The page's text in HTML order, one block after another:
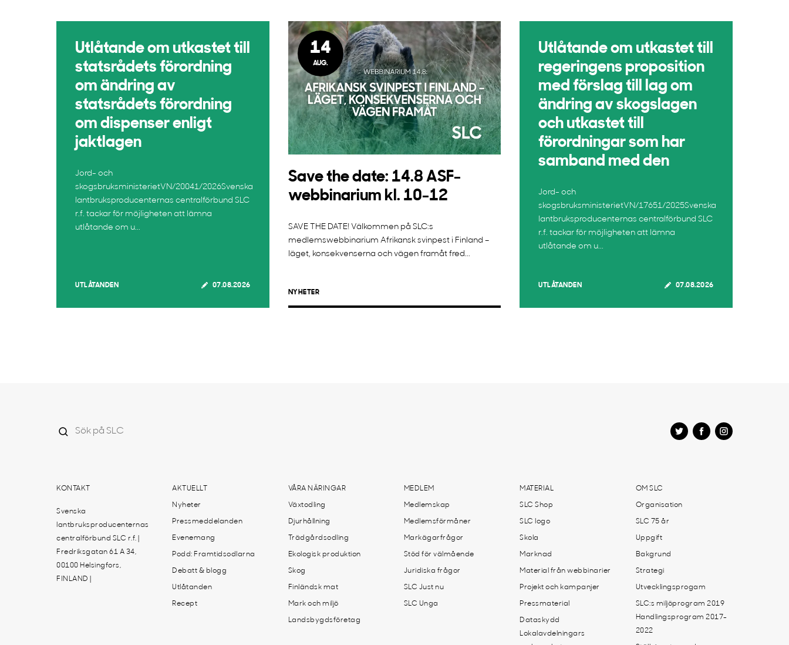
Utlåtande om utkastet till
statsrådets förordning
om ändring av
statsrådets förordning
om dispenser enligt
jaktlagen
Jord- och
skogsbruksministerietVN/20041/2026Svenska
lantbruksproducenternas centralförbund SLC
r.f. tackar för möjligheten att lämna
utlåtande om u...
UTLÅTANDEN 07.08.2026
14
AUG.
Save the date: 14.8 ASF-
webbinarium kl. 10-12
SAVE THE DATE! Välkommen på SLC:s
medlemswebbinarium Afrikansk svinpest i Finland –
läget, konsekvenserna och vägen framåt fred...
NYHETER
Utlåtande om utkastet till
regeringens proposition
med förslag till lag om
ändring av skogslagen
och utkastet till
förordningar som har
samband med den
Jord- och
skogsbruksministerietVN/17651/2025Svenska
lantbruksproducenternas centralförbund SLC
r.f. tackar för möjligheten att lämna
utlåtande om u...
UTLÅTANDEN 07.08.2026
KONTAKT
Svenska
lantbruksproducenternas
centralförbund SLC r.f. |
Fredriksgatan 61 A 34,
00100 Helsingfors,
FINLAND |
AKTUELLT
Nyheter
Pressmeddelanden
Evenemang
Podd: Framtidsodlarna
Debatt & blogg
Utlåtanden
Recept
VÅRA NÄRINGAR
Växtodling
Djurhållning
Trädgårdsodling
Ekologisk produktion
Skog
Finländsk mat
Mark och miljö
Landsbygdsföretag
MEDLEM
Medlemskap
Medlemsförmåner
Markägarfrågor
Stöd för välmående
Juridiska frågor
SLC Just nu
SLC Unga
MATERIAL
SLC Shop
SLC logo
Skola
Marknad
Material från webbinarier
Projekt och kampanjer
Pressmaterial
Dataskydd
Lokalavdelningars
OM SLC
Organisation
SLC 75 år
Uppgift
Bakgrund
Strategi
Utvecklingsprogam
SLC:s miljöprogram 2019
Handlingsprogram 2017-
2022